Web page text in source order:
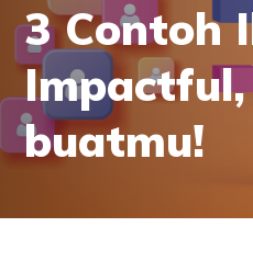
3 Contoh
buatmu!